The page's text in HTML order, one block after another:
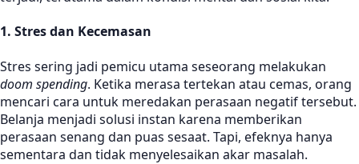
1. Stres dan Kecemasan
Stres sering jadi pemicu utama seseorang melakukan
doom spending. Ketika merasa tertekan atau cemas, orang
mencari cara untuk meredakan perasaan negatif tersebut.
Belanja menjadi solusi instan karena memberikan
perasaan senang dan puas sesaat. Tapi, efeknya hanya
sementara dan tidak menyelesaikan akar masalah.